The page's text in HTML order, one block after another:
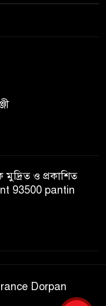
মুদ্রিত ও প্রকাশিত
93500 pantin
Dorpan